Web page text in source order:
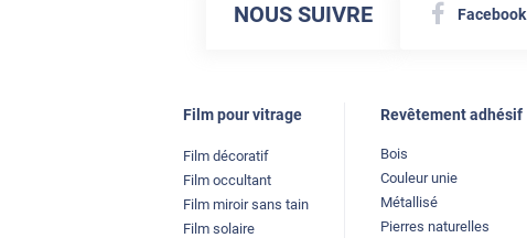
NOUS SUIVRE Facebook
Film pour vitrage
Film décoratif
Film occultant
Film miroir sans tain
Film solaire
Revêtement adhésif
Bois
Couleur unie
Métallisé
Pierres naturelles